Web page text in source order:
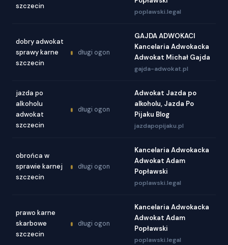
szczecin
poplawski.legal
dobry adwokat
sprawy karne
szczecin
długi ogon
GAJDA ADWOKACI
Kancelaria Adwokacka
Adwokat Michał Gajda
gajda-adwokat.pl
jazda po
alkoholu
adwokat
szczecin
długi ogon
Adwokat Jazda po
alkoholu, Jazda Po
Pijaku Blog
jazdapopijaku.pl
obrońca w
sprawie karnej
szczecin
długi ogon
Kancelaria Adwokacka
Adwokat Adam
Popławski
poplawski.legal
prawo karne
skarbowe
szczecin
długi ogon
Kancelaria Adwokacka
Adwokat Adam
Popławski
poplawski.legal